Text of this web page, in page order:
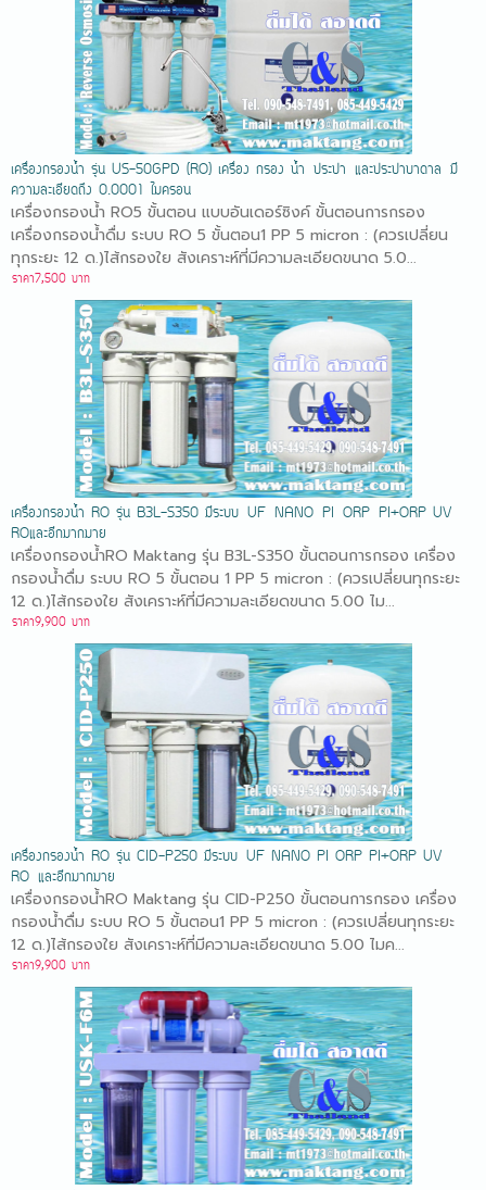
เครื่องกรองน้ำ รุ่น US-50GPD (RO) เครื่อง กรอง น้ำ ประปา และประปาบาดาล มี
ความละเอียดถึง 0.0001 ไมครอน
เครื่องกรองน้ำ RO5 ขั้นตอน แบบอันเดอร์ซิงค์ ขั้นตอนการกรอง
เครื่องกรองน้ำดื่ม ระบบ RO 5 ขั้นตอน1 PP 5 micron : (ควรเปลี่ยน
ทุกระยะ 12 ด.)ไส้กรองใย สังเคราะห์ที่มีความละเอียดขนาด 5.0...
ราคา7,500 บาท
เครื่องกรองน้ำ RO รุ่น B3L-S350 มีระบบ UF NANO PI ORP PI+ORP UV
ROและอีกมากมาย
เครื่องกรองน้ำRO Maktang รุ่น B3L-S350 ขั้นตอนการกรอง เครื่อง
กรองน้ำดื่ม ระบบ RO 5 ขั้นตอน 1 PP 5 micron : (ควรเปลี่ยนทุกระยะ
12 ด.)ไส้กรองใย สังเคราะห์ที่มีความละเอียดขนาด 5.00 ไม...
ราคา9,900 บาท
เครื่องกรองน้ำ RO รุ่น CID-P250 มีระบบ UF NANO PI ORP PI+ORP UV
RO และอีกมากมาย
เครื่องกรองน้ำRO Maktang รุ่น CID-P250 ขั้นตอนการกรอง เครื่อง
กรองน้ำดื่ม ระบบ RO 5 ขั้นตอน1 PP 5 micron : (ควรเปลี่ยนทุกระยะ
12 ด.)ไส้กรองใย สังเคราะห์ที่มีความละเอียดขนาด 5.00 ไมค...
ราคา9,900 บาท